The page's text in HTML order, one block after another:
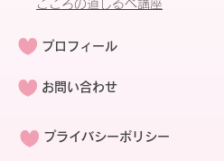
プロフィール
お問い合わせ
​こころの道しるべ講座
​プライバシーポリシー